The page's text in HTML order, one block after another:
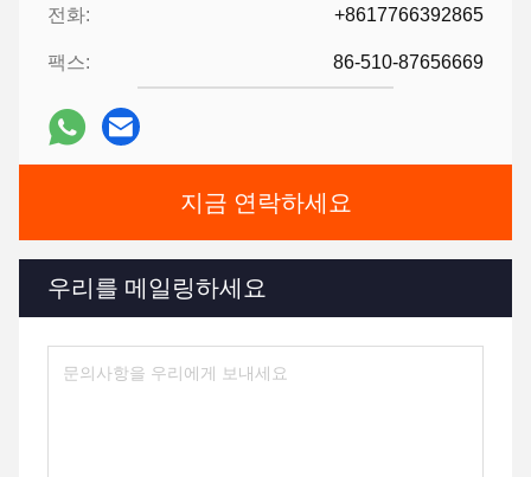
전화: +8617766392865
팩스: 86-510-87656669
지금 연락하세요
우리를 메일링하세요